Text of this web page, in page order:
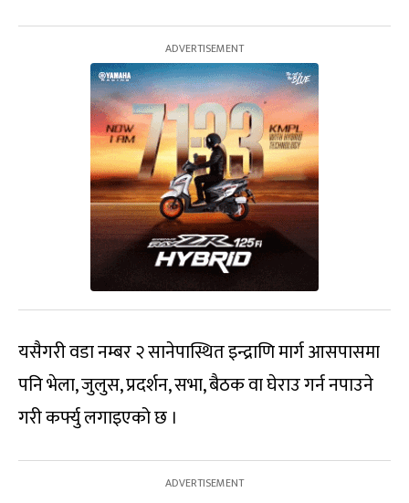
यसैगरी वडा नम्बर २ सानेपास्थित इन्द्राणि मार्ग आसपासमा
पनि भेला, जुलुस, प्रदर्शन, सभा, बैठक वा घेराउ गर्न नपाउने
गरी कर्फ्यु लगाइएको छ ।